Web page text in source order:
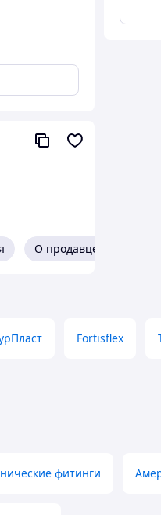
марки
54-36-36 и
О продавце
Fortisflex
фитинги